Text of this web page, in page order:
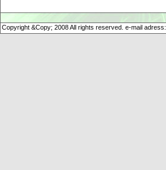
Copyright &Copy; 2008 All rights reserved. e-mail adress: